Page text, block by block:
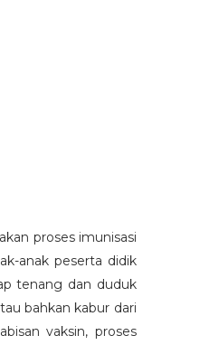
proses imunisasi
anak peserta didik
tenang dan duduk
bahkan kabur dari
vaksin, proses